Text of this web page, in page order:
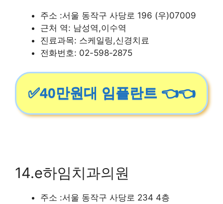
주소 :서울 동작구 사당로 196 (우)07009
근처 역: 남성역,이수역
진료과목: 스케일링,신경치료
전화번호: 02-598-2875
✅40만원대 임플란트 👈👈
14.e하임치과의원
주소 :서울 동작구 사당로 234 4층